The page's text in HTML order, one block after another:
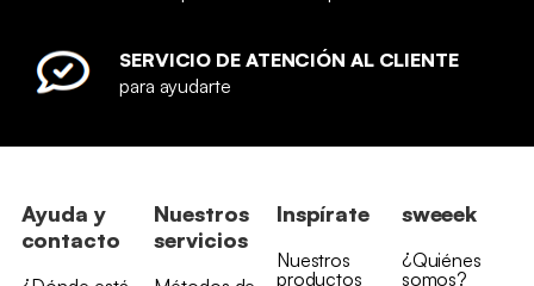
SERVICIO DE ATENCIÓN AL CLIENTE
para ayudarte
Ayuda y
contacto
Nuestros
servicios
Inspírate
Nuestros
productos
sweeek
¿Quiénes
somos?